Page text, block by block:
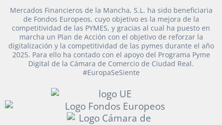
Mercados Financieros de la Mancha, S.L. ha sido beneficiaria
de Fondos Europeos, cuyo objetivo es la mejora de la
competitividad de las PYMES, y gracias al cual ha puesto en
marcha un Plan de Acción con el objetivo de reforzar la
digitalización y la competitividad de las pymes durante el año
2025. Para ello ha contado con el apoyo del Programa Pyme
Digital de la Cámara de Comercio de Ciudad Real.
#EuropaSeSiente
Email*
Teléfono*
¿Cuánto es 4 + uno?
Importe en €*
¿Cuánto es 3 + uno?
Acepto la Política de Privacidad y las Condiciones de Uso.
Antes de enviar lee lasCondiciones de Uso y la
Vehículos
Maquinaria Industrial
Equipamiento
926 25 08 86